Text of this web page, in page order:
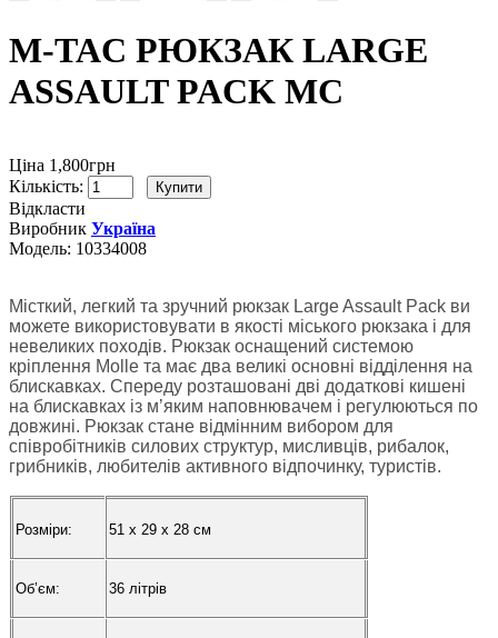
M-TAC РЮКЗАК LARGE
ASSAULT PACK MC
Ціна 1,800грн
Кількість:
Відкласти
Виробник Україна
Модель: 10334008
Місткий, легкий та зручний рюкзак Large Assault Pack ви
можете використовувати в якості міського рюкзака і для
невеликих походів. Рюкзак оснащений системою
кріплення Molle та має два великі основні відділення на
блискавках. Спереду розташовані дві додаткові кишені
на блискавках із м’яким наповнювачем і регулюються по
довжині. Рюкзак стане відмінним вибором для
співробітників силових структур, мисливців, рибалок,
грибників, любителів активного відпочинку, туристів.
Розміри: 51 x 29 x 28 см
Об’єм: 36 літрів